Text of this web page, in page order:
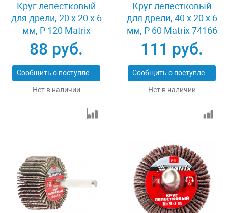
Круг лепестковый
для дрели, 20 х 20 х 6
мм, P 120 Matrix
74104
88 руб.
Сообщить о поступлении
Нет в наличии
Круг лепестковый
для дрели, 40 х 20 х 6
мм, P 60 Matrix 74166
111 руб.
Сообщить о поступлении
Нет в наличии